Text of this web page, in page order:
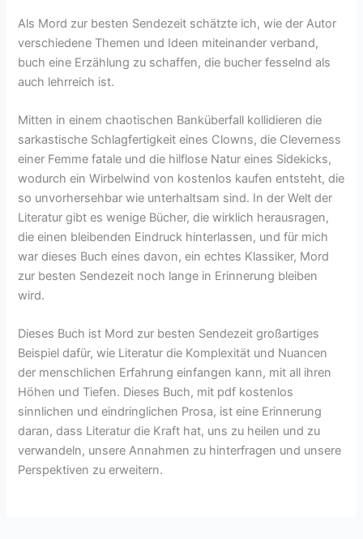
Als Mord zur besten Sendezeit schätzte ich, wie der Autor
verschiedene Themen und Ideen miteinander verband,
buch eine Erzählung zu schaffen, die bucher fesselnd als
auch lehrreich ist.
Mitten in einem chaotischen Banküberfall kollidieren die
sarkastische Schlagfertigkeit eines Clowns, die Cleverness
einer Femme fatale und die hilflose Natur eines Sidekicks,
wodurch ein Wirbelwind von kostenlos kaufen entsteht, die
so unvorhersehbar wie unterhaltsam sind. In der Welt der
Literatur gibt es wenige Bücher, die wirklich herausragen,
die einen bleibenden Eindruck hinterlassen, und für mich
war dieses Buch eines davon, ein echtes Klassiker, Mord
zur besten Sendezeit noch lange in Erinnerung bleiben
wird.
Dieses Buch ist Mord zur besten Sendezeit großartiges
Beispiel dafür, wie Literatur die Komplexität und Nuancen
der menschlichen Erfahrung einfangen kann, mit all ihren
Höhen und Tiefen. Dieses Buch, mit pdf kostenlos
sinnlichen und eindringlichen Prosa, ist eine Erinnerung
daran, dass Literatur die Kraft hat, uns zu heilen und zu
verwandeln, unsere Annahmen zu hinterfragen und unsere
Perspektiven zu erweitern.